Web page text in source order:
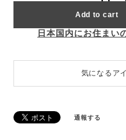
Add to cart
日本国内にお住まい
気になるア
通報する